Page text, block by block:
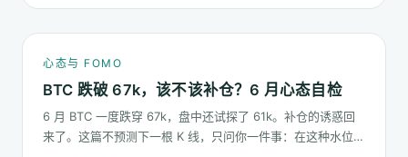
心态与 FOMO
BTC 跌破 67k，该不该补仓？6 月心态自检
6 月 BTC 一度跌穿 67k，盘中还试探了 61k。补仓的诱惑回
来了。这篇不预测下一根 K 线，只问你一件事：在这种水位面